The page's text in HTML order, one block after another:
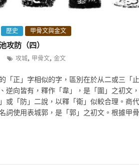
歷史 甲骨文與金文
攻防（四）
攻城, 甲骨文, 金文
「正」字相似的字，區別在於从二或三「
逆向皆有，釋作「韋」，是「圍」之初文
或「防」二說，以釋「衛」似較合理。商
詞使用表城郭，是「郭」之初文。根據甲